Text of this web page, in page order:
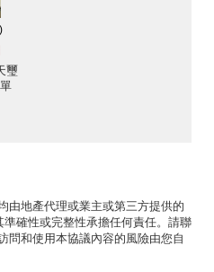
璽
由地產代理或業主或第三方提供的
確性或完整性承擔任何責任。請聯
問和使用本協議內容的風險由您自